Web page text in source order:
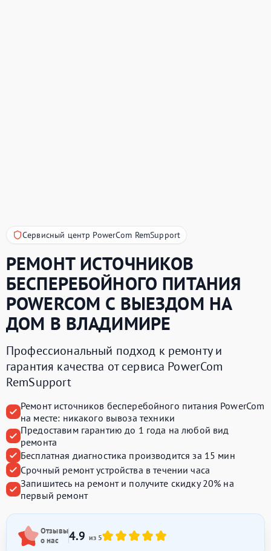
Сервисный центр PowerCom RemSupport
РЕМОНТ ИСТОЧНИКОВ
БЕСПЕРЕБОЙНОГО ПИТАНИЯ
POWERCOM С ВЫЕЗДОМ НА
ДОМ В ВЛАДИМИРЕ
Профессиональный подход к ремонту и
гарантия качества от сервиса PowerCom
RemSupport
Ремонт источников бесперебойного питания PowerCom
на месте: никакого вывоза техники
Предоставим гарантию до 1 года на любой вид
ремонта
Бесплатная диагностика производитсяза 15 мин
Срочный ремонт устройства в течении часа
Запишитесь на ремонт и получите скидку 20% на
первый ремонт
Отзывы
о нас
4.9 из 5